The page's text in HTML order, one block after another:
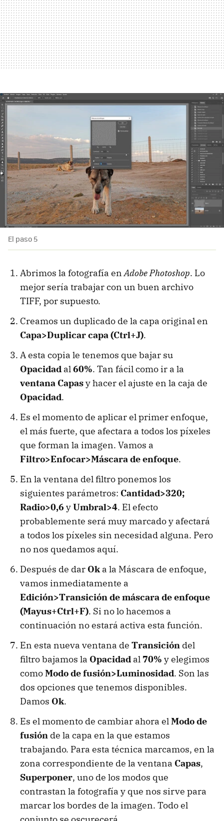
El paso 5
Abrimos la fotografía enAdobe Photoshop. Lo
mejor sería trabajar con un buen archivo
TIFF, por supuesto.
Creamos un duplicado de la capa original en
Capa>Duplicar capa (Ctrl+J).
A esta copia le tenemos que bajar su
Opacidad al60%. Tan fácil como ir a la
ventana Capasy hacer el ajuste en la caja de
Opacidad.
Es el momento de aplicar el primer enfoque,
el más fuerte, que afectara a todos los píxeles
que forman la imagen. Vamos a
Filtro>Enfocar>Máscara de enfoque.
En la ventana del filtro ponemos los
siguientes parámetros: Cantidad>320;
Radio>0,6 yUmbral>4. El efecto
probablemente será muy marcado y afectará
a todos los píxeles sin necesidad alguna. Pero
no nos quedamos aquí.
Después de dar Oka la Máscara de enfoque,
vamos inmediatamente a
Edición>Transición de máscara de enfoque
(Mayus+Ctrl+F). Si no lo hacemos a
continuación no estará activa esta función.
En esta nueva ventana de Transición del
filtro bajamos la Opacidad al 70% y elegimos
comoModo de fusión>Luminosidad. Son las
dos opciones que tenemos disponibles.
Damos Ok.
Es el momento de cambiar ahora elModo de
fusión de la capa en la que estamos
trabajando. Para esta técnica marcamos, en la
zona correspondiente de la ventana Capas,
Superponer, uno de los modos que
contrastan la fotografía y que nos sirve para
marcar los bordes de la imagen. Todo el